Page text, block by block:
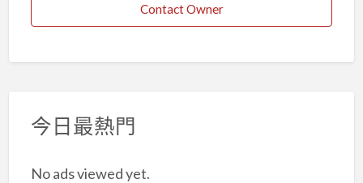
Contact Owner
今日最熱門
No ads viewed yet.